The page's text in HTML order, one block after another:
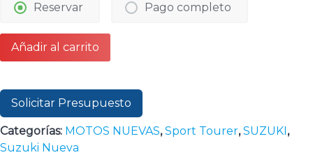
Pago completo
Reservar
SUZUKI
HAYABUSA
2026
SPECIAL
EDITION
cantidad
Añadir al carrito
Solicitar Presupuesto
Categorías: MOTOS NUEVAS,Sport Tourer,SUZUKI,
Suzuki Nueva